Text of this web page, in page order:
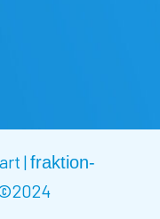
|fraktion-